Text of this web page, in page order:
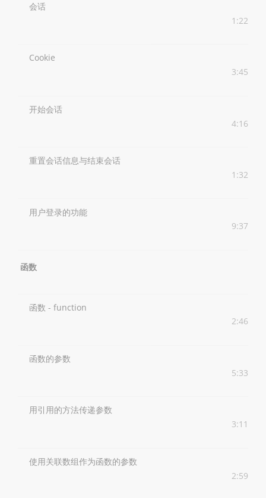
会话
1:22
Cookie
3:45
开始会话
4:16
重置会话信息与结束会话
1:32
用户登录的功能
9:37
函数
函数 - function
2:46
函数的参数
5:33
用引用的方法传递参数
3:11
使用关联数组作为函数的参数
2:59